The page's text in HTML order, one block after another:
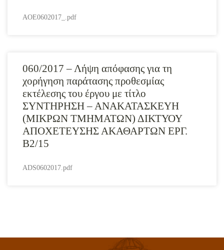
AOE0602017_.pdf
060/2017 – Λήψη απόφασης για τη
χορήγηση παράτασης προθεσμίας
εκτέλεσης του έργου με τίτλο
ΣΥΝΤΗΡΗΣΗ – ΑΝΑΚΑΤΑΣΚΕΥΗ
(ΜΙΚΡΩΝ ΤΜΗΜΑΤΩΝ) ΔΙΚΤΥΟΥ
ΑΠΟΧΕΤΕΥΣΗΣ ΑΚΑΘΑΡΤΩΝ ΕΡΓ.
Β2/15
ADS0602017.pdf